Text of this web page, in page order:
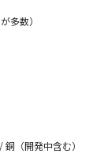
多数）
（開発中含む）